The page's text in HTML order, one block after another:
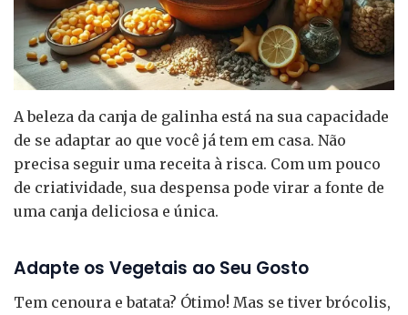
A beleza da canja de galinha está na sua capacidade
de se adaptar ao que você já tem em casa. Não
precisa seguir uma receita à risca. Com um pouco
de criatividade, sua despensa pode virar a fonte de
uma canja deliciosa e única.
Adapte os Vegetais ao Seu Gosto
Tem cenoura e batata? Ótimo! Mas se tiver brócolis,